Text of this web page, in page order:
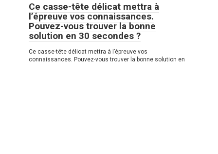
Ce casse-tête délicat mettra à
l’épreuve vos connaissances.
Pouvez-vous trouver la bonne
solution en 30 secondes ?
Ce casse-tête délicat mettra à l’épreuve vos
connaissances. Pouvez-vous trouver la bonne solution en